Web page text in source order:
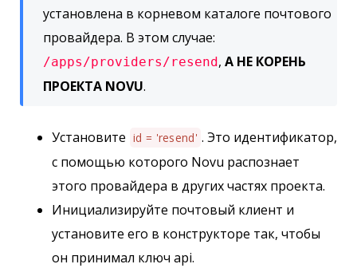
установлена в корневом каталоге почтового
провайдера. В этом случае:
/apps/providers/resend , А НЕ КОРЕНЬ
ПРОЕКТА NOVU.
Установите id = 'resend' . Это идентификатор,
с помощью которого Novu распознает
этого провайдера в других частях проекта.
Инициализируйте почтовый клиент и
установите его в конструкторе так, чтобы
он принимал ключ api.